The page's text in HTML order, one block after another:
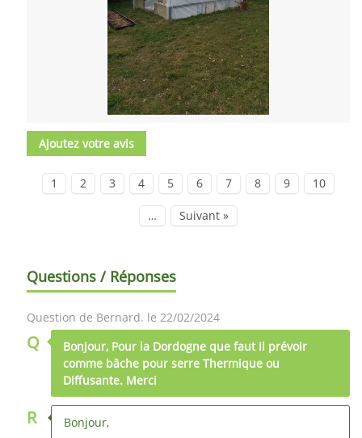
Ajoutez votre avis
1 2 3 4 5 6 7 8 9 10
… Suivant »
Questions / Réponses
Question de Bernard. le 22/02/2024
Q
Bonjour, Pour la Dordogne que faut il prévoir
comme bâche pour serre Thermique ou
Diffusante. Merci
R Bonjour,